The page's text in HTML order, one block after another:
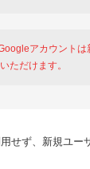
アカウント
ただけます。
せず、新規ユー